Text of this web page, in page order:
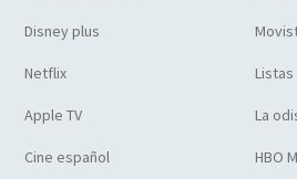
Disney plus
Netflix Listas
Apple TV La
Cine español HBO